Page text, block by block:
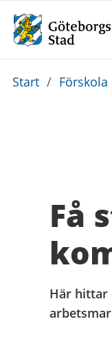
Du
Start /
Få
Här hittar